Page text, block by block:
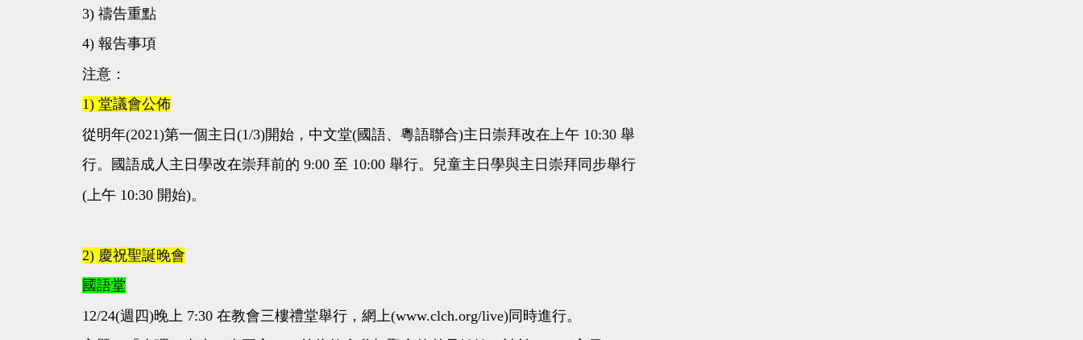
3) 禱告重點
4) 報告事項
注意：
1) 堂議會公佈
從明年(2021)第一個主日(1/3)開始，中文堂(國語、粵語聯合)主日崇拜改在上午 10:30 舉
行。國語成人主日學改在崇拜前的 9:00 至 10:00 舉行。兒童主日學與主日崇拜同步舉行
(上午 10:30 開始)。
2) 慶祝聖誕晚會
國語堂
12/24(週四)晚上 7:30 在教會三樓禮堂舉行，網上(www.clch.org/live)同時進行。